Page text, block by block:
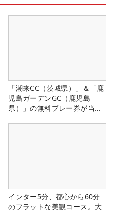
「潮来CC（茨城県）」＆「鹿
児島ガーデンGC（鹿児島
県）」の無料プレー券が当た
インター5分、都心から60分
のフラットな美観コース。大